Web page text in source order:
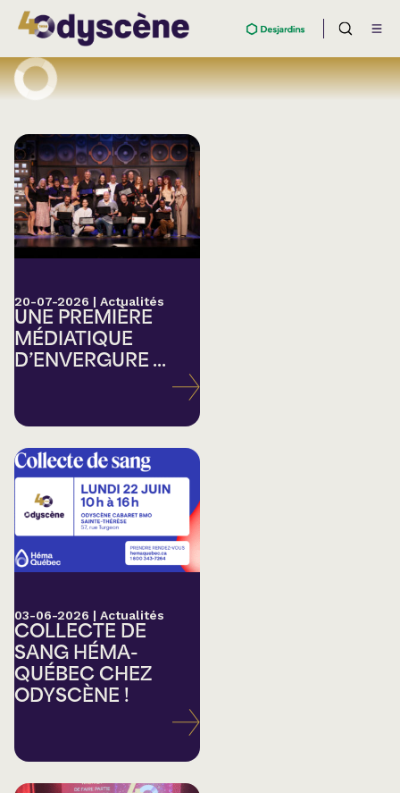
20-07-2026 | Actualités
UNE PREMIÈRE
MÉDIATIQUE
D’ENVERGURE ...
03-06-2026 | Actualités
COLLECTE DE
SANG HÉMA-
QUÉBEC CHEZ
ODYSCÈNE !